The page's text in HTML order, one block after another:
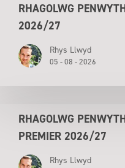
RHAGOLWG
2026/27
Rhys Llwyd
05 - 08 - 2026
RHAGOLWG
PREMIER 2026/27
Rhys Llwyd